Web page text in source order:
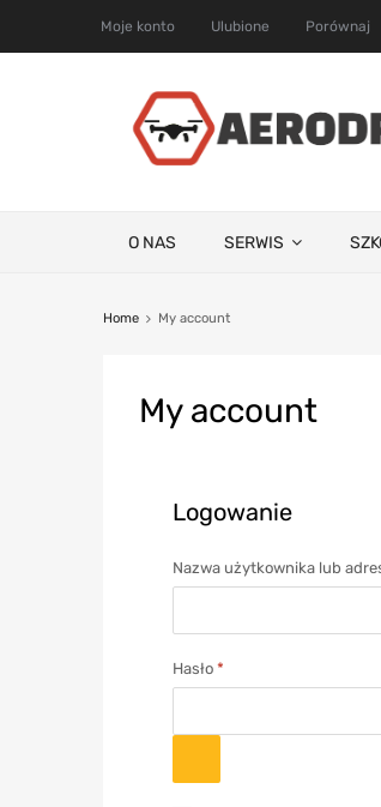
Moje konto Ulubione Porównaj
O NAS SERWIS
Home My account
Myaccount
Logowanie
Nazwa użytkownika lub
Hasło *